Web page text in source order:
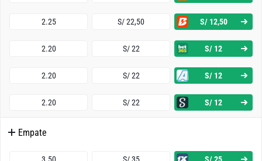
2.25 S/ 22,50 S/ 12,50
2.20 S/ 22 S/ 12
2.20 S/ 22 S/ 12
2.20 S/ 22 S/ 12
Empate